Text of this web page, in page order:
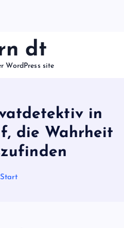
dt
WordPress site
in
die Wahrheit
Start